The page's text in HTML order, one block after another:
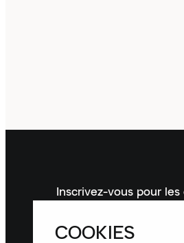
Inscrivez-vous pour
Inscrivez-vous à la
dernières nouveautés,
COOKIES